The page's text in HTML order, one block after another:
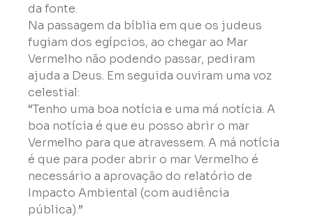
da fonte.
Na passagem da bíblia em que os judeus
fugiam dos egípcios, ao chegar ao Mar
Vermelho não podendo passar, pediram
ajuda a Deus. Em seguida ouviram uma voz
celestial:
“Tenho uma boa notícia e uma má notícia. A
boa notícia é que eu posso abrir o mar
Vermelho para que atravessem. A má notícia
é que para poder abrir o mar Vermelho é
necessário a aprovação do relatório de
Impacto Ambiental (com audiência
pública).”